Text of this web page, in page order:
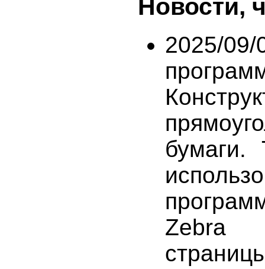
Новости,
2025/
бумаги.
Zebra